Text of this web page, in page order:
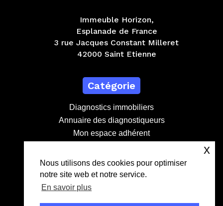
3 rue Jacques Constant Milleret
42000 Saint Etienne
Diagnostics immobiliers
Mon espace adhérent
Devenir adhérent
contact@lebdd.fr
04 81 09 71 90
Nous utilisons des cookies pour optimiser
notre site web et notre service.
En savoir plus
x